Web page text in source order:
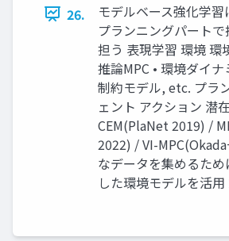
26.
モデルベース強化学
プランニングパート
担う 表現学習 環境 環
推論MPC • 環境ダイ
制約モデル, etc. プラ
ェント アクション 潜
CEM(PlaNet 2019) /
2022) / VI-
なデータを集めるた
した環境モデルを活用